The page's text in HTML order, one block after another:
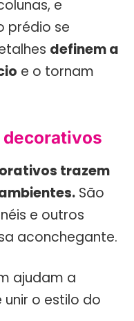
e
prédio se
definem a
e o tornam
trazem
São
e outros
aconchegante.
ajudam a
o estilo do